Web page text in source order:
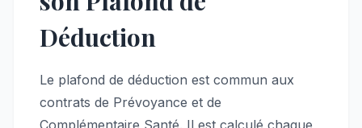
Déduction
Le plafond de déduction est commun aux
contrats de Prévoyance et de
Complémentaire Santé. Il est calculé chaque